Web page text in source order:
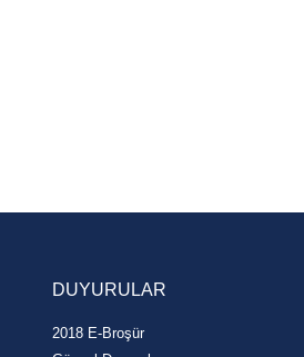
DUYURULAR
2018 E-Broşür